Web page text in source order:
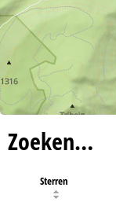
Zoeken…
Sterren